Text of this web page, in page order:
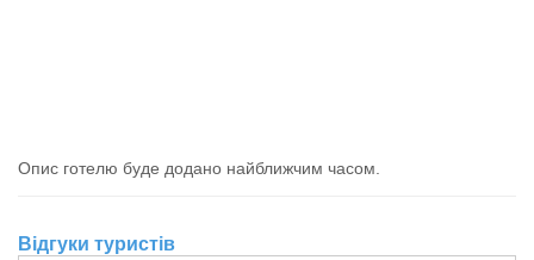
Опис готелю буде додано найближчим часом.
Відгуки туристів